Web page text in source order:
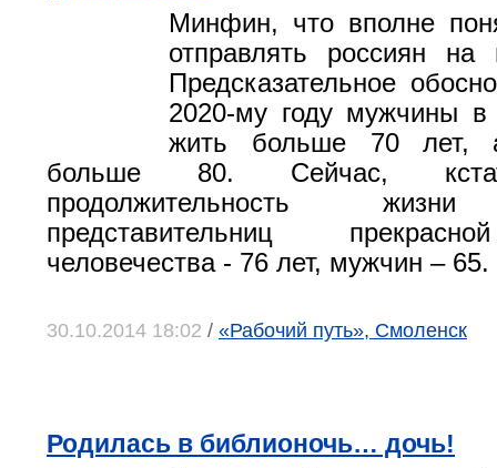
Минфин, что вполне
отправлять россиян
Предсказательное
2020-му году мужчины в
жить больше 70
больше 80. Сейчас,
продолжительность жизни
представительниц
человечества - 76 лет, мужчин – 65.
30.10.2014 18:02 / «Рабочий путь», Смоленск
Родилась в библионочь… дочь!